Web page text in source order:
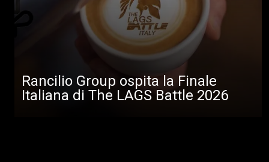
Rancilio Group ospita la Finale
Italiana di The LAGS Battle 2026